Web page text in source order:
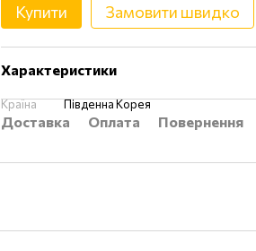
Купити Замовити швидко
Характеристики
Країна Південна Корея
Доставка Оплата Повернення